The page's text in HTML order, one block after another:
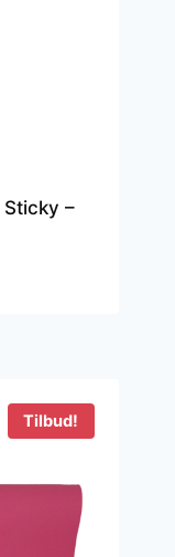
Sticky –
Tilbud!